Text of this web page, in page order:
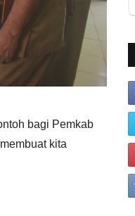
bagi Pemkab
kita